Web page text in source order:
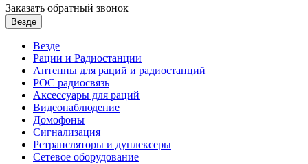
Заказать обратный звонок
Везде
Везде
Рации и Радиостанции
Антенны для раций и радиостанций
POC радиосвязь
Аксессуары для раций
Видеонаблюдение
Домофоны
Сигнализация
Ретрансляторы и дуплексеры
Сетевое оборудование